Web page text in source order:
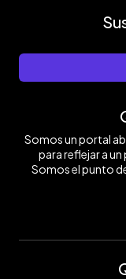
Somos un portal
para reflejar a un
Somos el punto